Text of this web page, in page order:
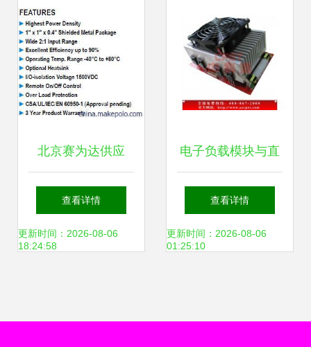
北京赛为达供应
MINMAX电源模
块，MJW25系列专
查看详情
更新时间：2026-08-06
18:24:58
电子负载模块与直
流电子负载机 移动
电源与电源老化测
查看详情
更新时间：2026-08-06
01:25:10